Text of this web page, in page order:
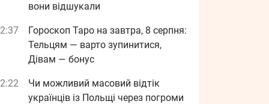
вони відшукали
Гороскоп Таро на завтра, 8 серпня:
Тельцям — варто зупинитися,
Дівам — бонус
Чи можливий масовий відтік
українців із Польщі через погроми